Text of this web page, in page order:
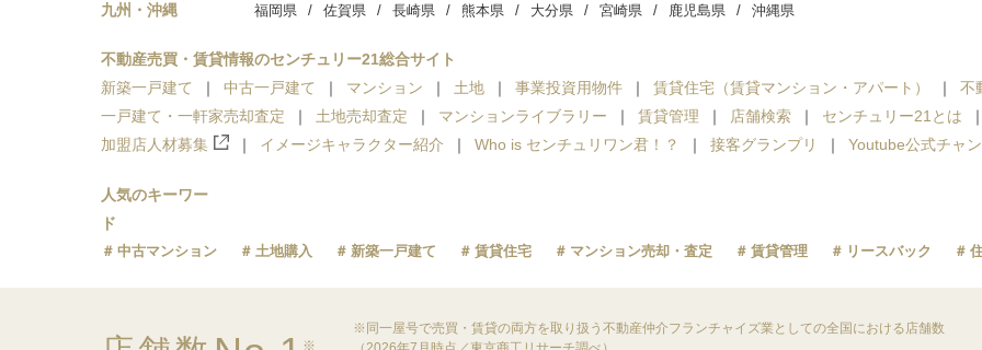
九州・沖縄 福岡県 佐賀県 長崎県 熊本県 大分県 宮崎県 鹿児島県 沖縄県
不動産売買・賃貸情報のセンチュリー21総合サイト
新築一戸建て
中古一戸建て マンション 土地 事業投資用物件 賃貸住宅（賃貸マンション・アパート）
不
一戸建て・一軒家売却査定
土地売却査定 マンションライブラリー 賃貸管理 店舗検索
センチュリー21とは
加盟店人材募集
イメージキャラクター紹介 Who is センチュリワン君！？ 接客グランプリ Youtube公式チャ
人気のキーワー
ド
中古マンション 土地購入 新築一戸建て 賃貸住宅 マンション売却・査定 賃貸管理 リースバック
※
※同一屋号で売買・賃貸の両方を取り扱う不動産仲介フランチャイズ業としての全国における店舗数